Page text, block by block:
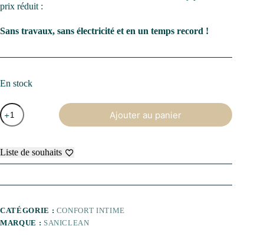
prix réduit :
Sans travaux, sans électricité et en un temps record !
En stock
quantité
de
Abattant
V2
Ajouter au panier
Liste de souhaits
CATÉGORIE : CONFORT INTIME
MARQUE : SANICLEAN